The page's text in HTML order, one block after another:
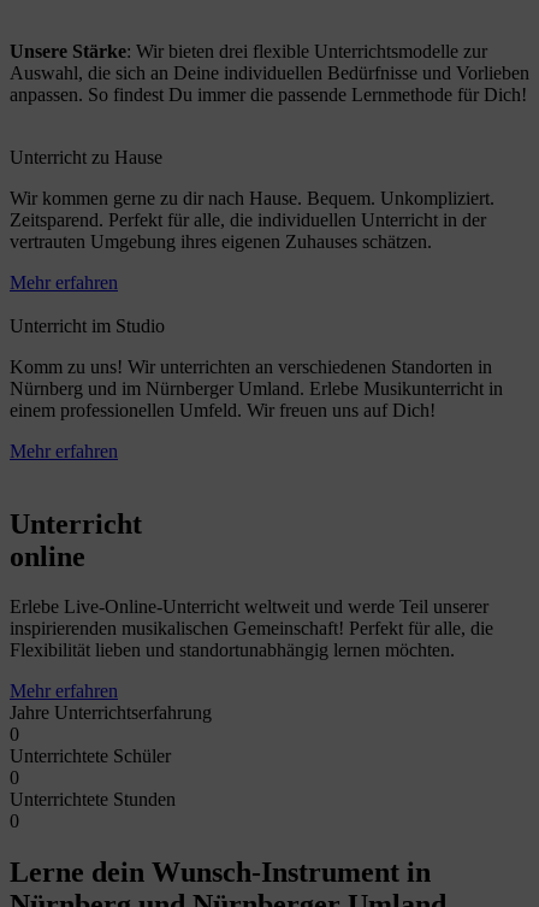
Unsere Stärke: Wir bieten drei flexible Unterrichtsmodelle zur
Auswahl, die sich an Deine individuellen Bedürfnisse und Vorlieben
anpassen. So findest Du immer die passende Lernmethode für Dich!
Unterricht zu Hause
Wir kommen gerne zu dir nach Hause. Bequem. Unkompliziert.
Zeitsparend. Perfekt für alle, die individuellen Unterricht in der
vertrauten Umgebung ihres eigenen Zuhauses schätzen.
Mehr erfahren
Unterricht im Studio
Komm zu uns! Wir unterrichten an verschiedenen Standorten in
Nürnberg und im Nürnberger Umland. Erlebe Musikunterricht in
einem professionellen Umfeld. Wir freuen uns auf Dich!
Mehr erfahren
Unterricht
online
Erlebe Live-Online-Unterricht weltweit und werde Teil unserer
inspirierenden musikalischen Gemeinschaft! Perfekt für alle, die
Flexibilität lieben und standortunabhängig lernen möchten.
Mehr erfahren
Jahre Unterrichtserfahrung
0
Unterrichtete Schüler
0
Unterrichtete Stunden
0
Lerne dein Wunsch-Instrument in